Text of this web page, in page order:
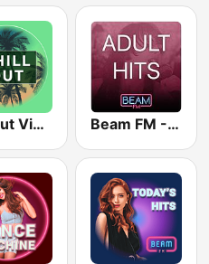
Chillout Vibes Beam FM - Adult Hits